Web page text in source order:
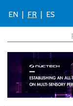
EN | FR | ES